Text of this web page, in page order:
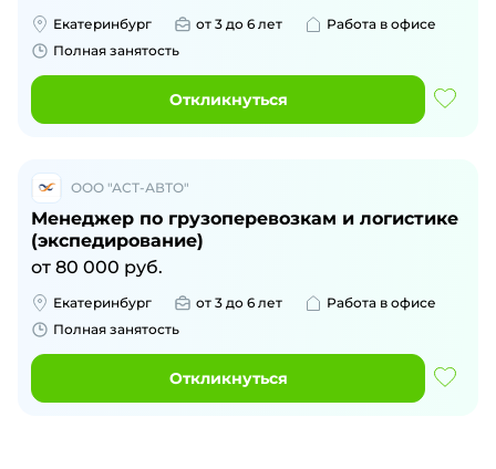
Екатеринбург от 3 до 6 лет
Работа в офисе
Полная занятость
Откликнуться
ООО "АСТ-АВТО"
Менеджер по грузоперевозкам и логистике
(экспедирование)
от 80 000 руб.
Екатеринбург от 3 до 6 лет
Работа в офисе
Полная занятость
Откликнуться